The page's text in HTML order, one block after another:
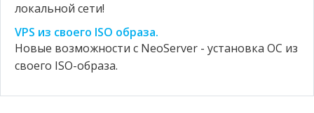
локальной сети!
VPS из своего ISO образа.
Новые возможности с NeoServer - установка ОС из
своего ISO-образа.